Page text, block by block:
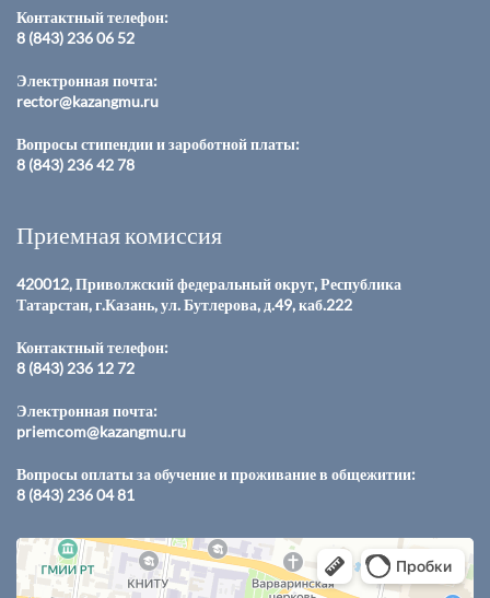
Контактный телефон:
8 (843) 236 06 52
Электронная почта:
rector@kazangmu.ru
Вопросы стипендии и зароботной платы:
8 (843) 236 42 78
Приемная комиссия
420012, Приволжский федеральный округ, Республика
Татарстан, г.Казань, ул. Бутлерова, д.49, каб.222
Контактный телефон:
8 (843) 236 12 72
Электронная почта:
priemcom@kazangmu.ru
Вопросы оплаты за обучение и проживание в общежитии:
8 (843) 236 04 81